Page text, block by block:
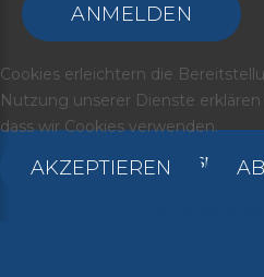
ANMELDEN
©2026 Media Marketing-SMJ
Cookies erleichtern die
Nutzung unserer Dienste
dass wir Cookies verwenden.
AKZEPTIEREN